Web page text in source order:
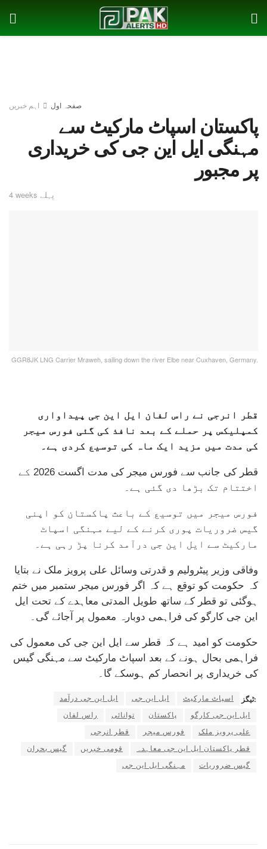
صفحہ اول اہم خبریں
پاکستان اسپاٹ مارکیٹ سے
مہنگی ایل این جی کی خریداری
پر مجبور
4 weeks پہلے
GGR8JK LNG Carrier Mraweh, sailing down the river Elbe near Cuxhaven, Germany.
قطر انرجی نے راس لفان ایل این جی پیداواری
کمپلیکس پر حملے کے بعد نافذ کی گئی فورس میجر
کی مدت میں مزید ایک ماہ کی توسیع کردی ہے۔
قطر کی جانب سے فورس میجر کی مدت اگست 2026 کے
اختتام تک بڑھا دی گئی ہے۔
فورس میجر میں توسیع کے باعث پاکستان کو اپنی
گیس ضروریات پوری کرنے کے لیے مہنگی اسپاٹ
مارکیٹ سے ایل این جی درآمد کرنا پڑ رہی ہے۔
وفاقی وزیر پیٹرولیم و قدرتی وسائل علی پرویز ملک نے بتایا
کہ حکومت کو توقع ہے کہ اگر فورس میجر ستمبر میں ختم
ہوگئی تو قطر کے ساتھ طویل المدتی معاہدے کے تحت ایل
این جی کارگو کی فراہمی دوبارہ معمول پر آجائے گی۔
حکومت کو امید ہے کہ قطر سے ایل این جی کی معمول کی
فراہمی بحال ہونے کے بعد اسپاٹ مارکیٹ سے مہنگی گیس
کی خریداری پر انحصار کم ہوسکے گا۔
ٹیگز: اسپاٹ مارکیٹ ایل این جی
ایل این جی درآمد
ایل این جی کارگو
پاکستان توانائی
راس لفان
علی پرویز ملک
فورس میجر
قطر انرجی
قطر پاکستان ایل این جی معاہدہ
قومی خبریں
گیس بحران
گیس ضروریات
مہنگی ایل این جی